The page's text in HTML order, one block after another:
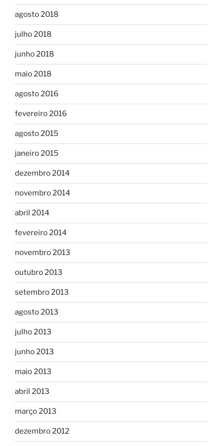
agosto 2018
julho 2018
junho 2018
maio 2018
agosto 2016
fevereiro 2016
agosto 2015
janeiro 2015
dezembro 2014
novembro 2014
abril 2014
fevereiro 2014
novembro 2013
outubro 2013
setembro 2013
agosto 2013
julho 2013
junho 2013
maio 2013
abril 2013
março 2013
dezembro 2012